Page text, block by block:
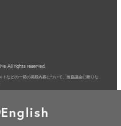
All rights reserved.
などの一切の掲載内容について、
当協議会に断りな
English